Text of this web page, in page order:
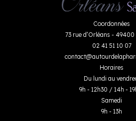
Coordonnées
73 rue d’Orléans -
02 41 51 10 07
contact@
Horaires
Du lundi au
9h - 12h30 / 14h -
Samedi
9h - 13h